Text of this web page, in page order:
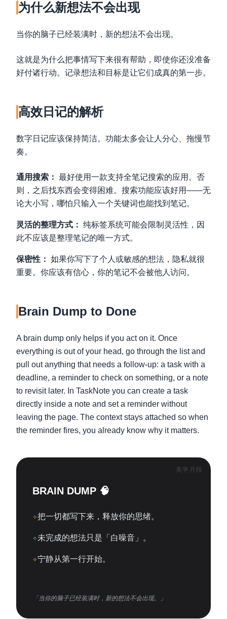
为什么新想法不会出现
当你的脑子已经装满时，新的想法不会出现。
这就是为什么把事情写下来很有帮助，即使你还没准备
好付诸行动。记录想法和目标是让它们成真的第一步。
高效日记的解析
数字日记应该保持简洁。功能太多会让人分心、拖慢节
奏。
通用搜索： 最好使用一款支持全笔记搜索的应用。否
则，之后找东西会变得困难。搜索功能应该好用——无
论大小写，哪怕只输入一个关键词也能找到笔记。
灵活的整理方式： 纯标签系统可能会限制灵活性，因
此不应该是整理笔记的唯一方式。
保密性： 如果你写下了个人或敏感的想法，隐私就很
重要。你应该有信心，你的笔记不会被他人访问。
Brain Dump to Done
A brain dump only helps if you act on it. Once
everything is out of your head, go through the list and
pull out anything that needs a follow-up: a task with a
deadline, a reminder to check on something, or a note
to revisit later. In TaskNote you can create a task
directly inside a note and set a reminder without
leaving the page. The context stays attached so when
the reminder fires, you already know why it matters.
美学片段
BRAIN DUMP 🧠
✧把一切都写下来，释放你的思绪。
✧未完成的想法只是「白噪音」。
✧宁静从第一行开始。
「当你的脑子已经装满时，新的想法不会出现。」